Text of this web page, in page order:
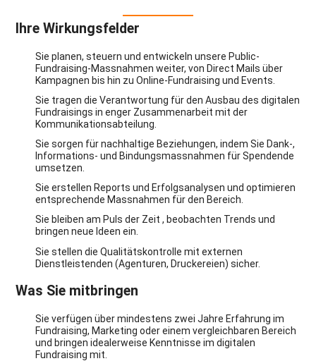
Ihre Wirkungsfelder
Sie planen, steuern und entwickeln unsere Public-
Fundraising-Massnahmen weiter, von Direct Mails über
Kampagnen bis hin zu Online-Fundraising und Events.
Sie tragen die Verantwortung für den Ausbau des digitalen
Fundraisings in enger Zusammenarbeit mit der
Kommunikationsabteilung.
Sie sorgen für nachhaltige Beziehungen, indem Sie Dank-,
Informations- und Bindungsmassnahmen für Spendende
umsetzen.
Sie erstellen Reports und Erfolgsanalysen und optimieren
entsprechende Massnahmen für den Bereich.
Sie bleiben am Puls der Zeit , beobachten Trends und
bringen neue Ideen ein.
Sie stellen die Qualitätskontrolle mit externen
Dienstleistenden (Agenturen, Druckereien) sicher.
Was Sie mitbringen
Sie verfügen über mindestens zwei Jahre Erfahrung im
Fundraising, Marketing oder einem vergleichbaren Bereich
und bringen idealerweise Kenntnisse im digitalen
Fundraising mit.